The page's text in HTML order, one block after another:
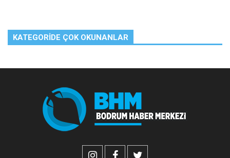
KATEGORIDE ÇOK OKUNANLAR